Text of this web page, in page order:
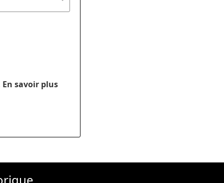
En savoir plus